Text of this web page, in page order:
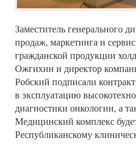
Заместитель генерального
продаж, маркетинга и
гражданской продукции
Ожгихин и директор
Робский подписали
в эксплуатацию
диагностики онкологии, а
Медицинский комплекс
Республиканскому